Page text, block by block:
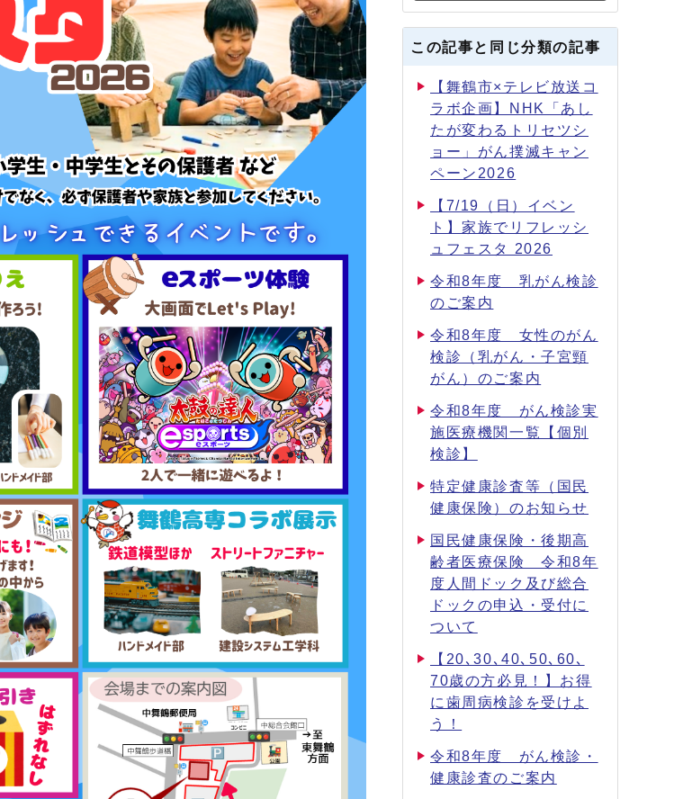
この記事と同じ分類の記事
【舞鶴市×テレビ放送コ
ラボ企画】NHK「あし
たが変わるトリセツシ
ョー」がん撲滅キャン
ペーン2026
【7/19（日）イベン
ト】家族でリフレッシ
ュフェスタ 2026
令和8年度 乳がん検診
のご案内
令和8年度 女性のがん
検診（乳がん・子宮頸
がん）のご案内
令和8年度 がん検診実
施医療機関一覧【個別
検診】
特定健康診査等（国民
健康保険）のお知らせ
国民健康保険・後期高
齢者医療保険 令和8年
度人間ドック及び総合
ドックの申込・受付に
ついて
【20､30､40､50､60､
70歳の方必見！】お得
に歯周病検診を受けよ
う！
令和8年度 がん検診・
健康診査のご案内